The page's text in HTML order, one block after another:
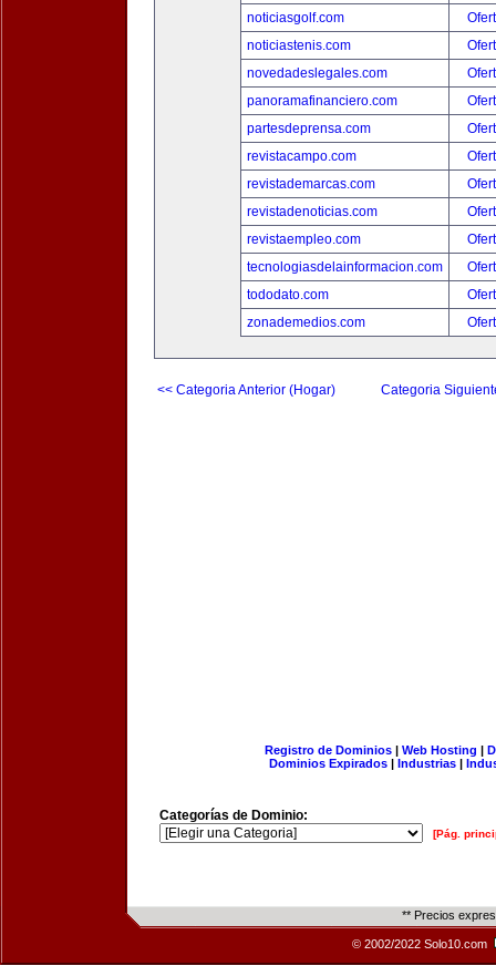
noticiasgolf.com
noticiastenis.com
novedadeslegales.com
panoramafinanciero.com
partesdeprensa.com
revistacampo.com
revistademarcas.com
revistadenoticias.com
revistaempleo.com
tecnologiasdelainformacion.com
tododato.com
zonademedios.com
<< Categoria Anterior (Hogar) Categoria
Registro de Dominios| Web Hosting |
Dominios Expirados | Industrias |
Categorías de Dominio:
[Pág.
** Precios
© 2002/2022 Solo10.com